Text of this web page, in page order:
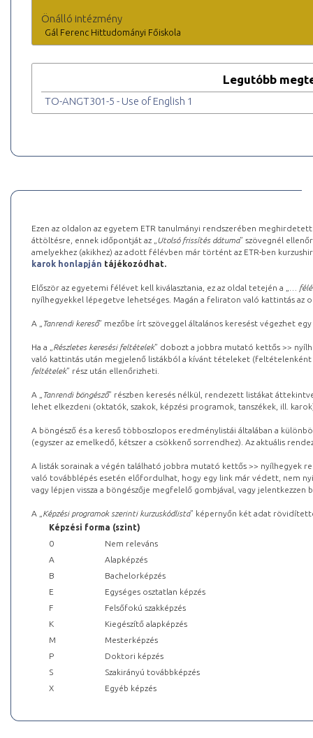
Önálló intézmény
Gál Ferenc Hittudományi Főiskola
Legutóbb
TO-ANGT301-5 - Use of English 1
Ezen az oldalon az egyetem ETR tanulmányi rendszerében
áttöltésre, ennek időpontját az „ Utolsó frissítés dátuma” szövegnél
amelyekhez (akikhez) az adott félévben már történt az ETR-ben
karok honlapján tájékozódhat.
Először az egyetemi félévet kell kiválasztania, ez az oldal tetején a „
…
nyílhegyekkel lépegetve lehetséges. Magán a feliraton való kattintás az
A „ Tanrendi kereső” mezőbe írt szöveggel általános keresést végezhet
Ha a „ Részletes keresési feltételek” dobozt a jobbra mutató kettős >>
való kattintás után megjelenő listákból a kívánt tételeket (feltételenként
feltételek” rész után ellenőrizheti.
A „ Tanrendi böngésző” részben keresés nélkül, rendezett listákat
lehet elkezdeni (oktatók, szakok, képzési programok, tanszékek, ill.
A böngésző és a kereső többoszlopos eredménylistái általában a
(egyszer az emelkedő, kétszer a csökkenő sorrendhez). Az aktuális
A listák sorainak a végén található jobbra mutató kettős >> nyílhegyek
való továbblépés esetén előfordulhat, hogy egy link már védett, nem
vagy lépjen vissza a böngészője megfelelő gombjával, vagy
A „ Képzési programok szerinti kurzuskódlista” képernyőn két adat
Képzési forma (szint)
0
Nem releváns
A
Alapképzés
B
Bachelorképzés
E
Egységes osztatlan képzés
F
Felsőfokú szakképzés
K
Kiegészítő alapképzés
M
Mesterképzés
P
Doktori képzés
S
Szakirányú továbbképzés
X
Egyéb képzés